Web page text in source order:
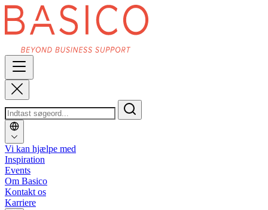
Vi kan hjælpe med
Inspiration
Events
Om Basico
Kontakt os
Karriere